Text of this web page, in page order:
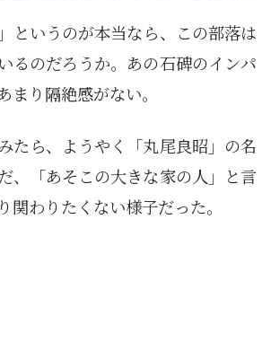
というのが本当なら、この部落は
るのだろうか。あの石碑のインパ
まり隔絶感がない。
たら、ようやく「丸尾良昭」の名
、「あそこの大きな家の人」と言
関わりたくない様子だった。